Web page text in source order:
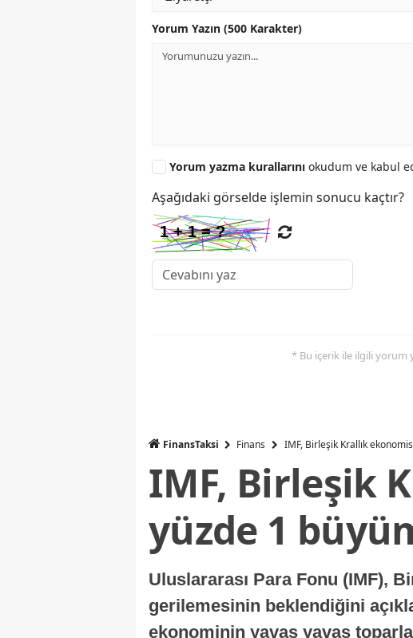
Yorum Yazın (500 Karakter)
Yorum yazma kurallarını okudum ve kabul
Aşağıdaki görselde işlemin sonucu kaçtır?
* Bu içerik ile ilgili yorum
FinansTaksi Finans IMF, Birleşik Krallık
IMF, Birleşik
yüzde 1
Uluslararası Para Fonu (IMF),
gerilemesinin beklendiğini
ekonominin yavaş yavaş